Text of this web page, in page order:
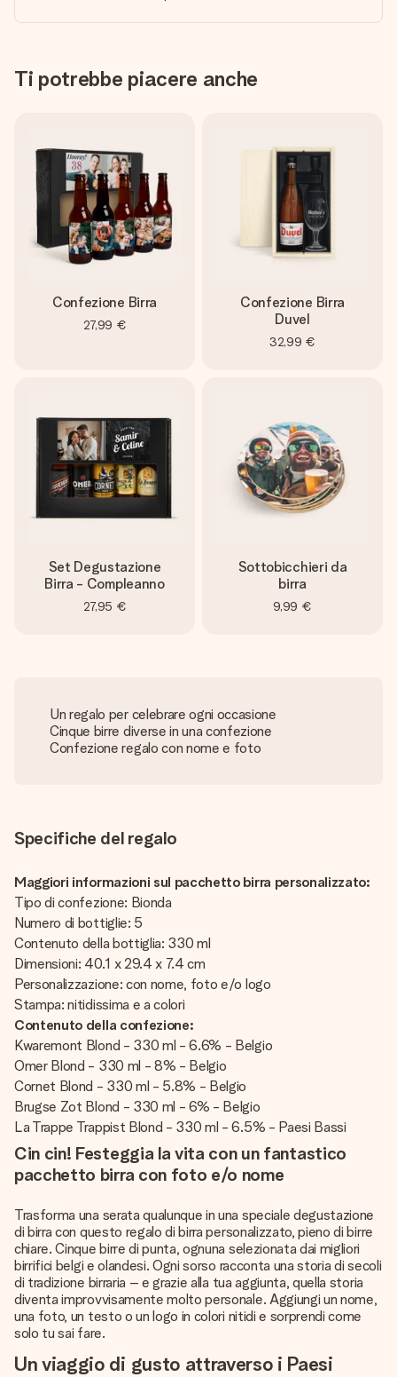
Ti potrebbe piacere anche
Confezione Birra
27,99 €
Confezione Birra
Duvel
32,99 €
Set Degustazione
Birra - Compleanno
27,95 €
Sottobicchieri da
birra
9,99 €
Un regalo per celebrare ogni occasione
Cinque birre diverse in una confezione
Confezione regalo con nome e foto
Specifiche del regalo
Maggiori informazioni sul pacchetto birra personalizzato:
Tipo di confezione: Bionda
Numero di bottiglie: 5
Contenuto della bottiglia: 330 ml
Dimensioni: 40.1 x 29.4 x 7.4 cm
Personalizzazione: con nome, foto e/o logo
Stampa: nitidissima e a colori
Contenuto della confezione:
Kwaremont Blond - 330 ml - 6.6% - Belgio
Omer Blond - 330 ml - 8% - Belgio
Cornet Blond - 330 ml - 5.8% - Belgio
Brugse Zot Blond - 330 ml - 6% - Belgio
La Trappe Trappist Blond - 330 ml - 6.5% - Paesi Bassi
Cin cin! Festeggia la vita con un fantastico
pacchetto birra con foto e/o nome
Trasforma una serata qualunque in una speciale degustazione
di birra con questo regalo di birra personalizzato, pieno di birre
chiare. Cinque birre di punta, ognuna selezionata dai migliori
birrifici belgi e olandesi. Ogni sorso racconta una storia di secoli
di tradizione birraria – e grazie alla tua aggiunta, quella storia
diventa improvvisamente molto personale. Aggiungi un nome,
una foto, un testo o un logo in colori nitidi e sorprendi come
solo tu sai fare.
Un viaggio di gusto attraverso i Paesi